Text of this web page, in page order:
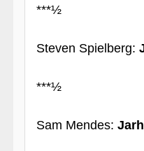
***½
Steven Spielberg:
***½
Sam Mendes: